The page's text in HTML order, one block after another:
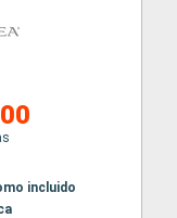
incluido